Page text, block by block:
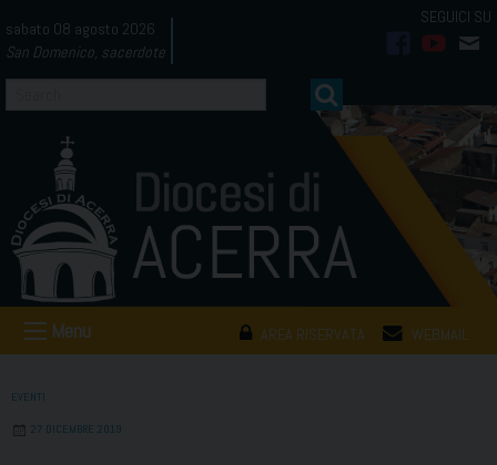
to
content
sabato 08 agosto 2026
San Domenico, sacerdote
AREA RISERVATA WEBMAIL
Menu
EVENTI
27 DICEMBRE 2019